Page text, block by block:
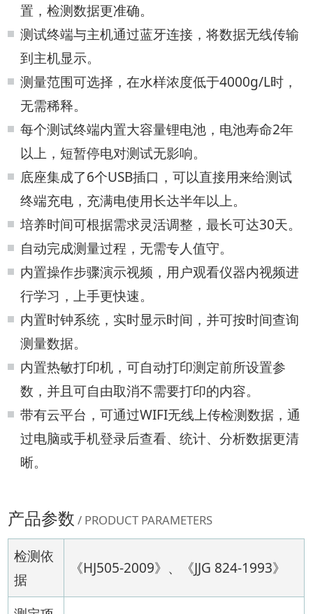
置，检测数据更准确。
测试终端与主机通过蓝牙连接，将数据无线传输
到主机显示。
测量范围可选择，在水样浓度低于4000g/L时，
无需稀释。
每个测试终端内置大容量锂电池，电池寿命2年
以上，短暂停电对测试无影响。
底座集成了6个USB插口，可以直接用来给测试
终端充电，充满电使用长达半年以上。
培养时间可根据需求灵活调整，最长可达30天。
自动完成测量过程，无需专人值守。
内置操作步骤演示视频，用户观看仪器内视频进
行学习，上手更快速。
内置时钟系统，实时显示时间，并可按时间查询
测量数据。
内置热敏打印机，可自动打印测定前所设置参
数，并且可自由取消不需要打印的内容。
带有云平台，可通过WIFI无线上传检测数据，通
过电脑或手机登录后查看、统计、分析数据更清
晰。
产品参数 / PRODUCT PARAMETERS
检测依
据
《HJ505-2009》、《JJG 824-1993》